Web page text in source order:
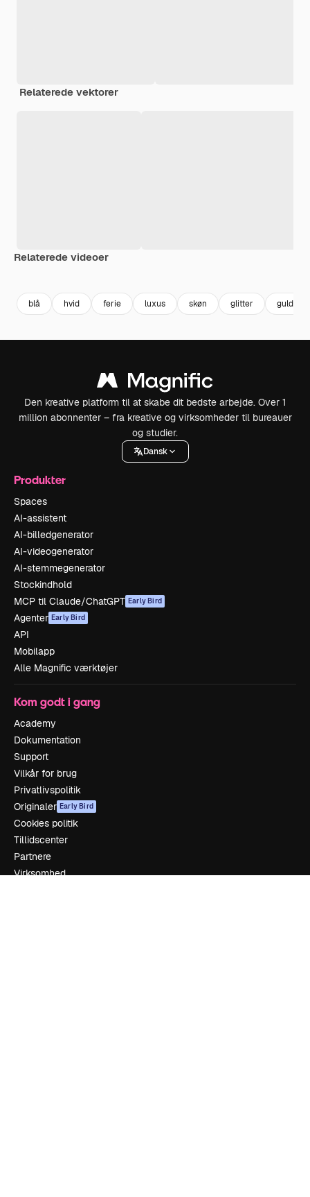
Relaterede vektorer
Relaterede videoer
blå hvid ferie luxus skøn glitter guld
Den kreative platform til at skabe dit bedste arbejde. Over 1
million abonnenter – fra kreative og virksomheder til bureauer
og studier.
Dansk
Produkter
Spaces
AI-assistent
AI-billedgenerator
AI-videogenerator
AI-stemmegenerator
Stockindhold
MCP til Claude/ChatGPT Early Bird
Agenter Early Bird
API
Mobilapp
Alle Magnific værktøjer
Kom godt i gang
Academy
Dokumentation
Support
Vilkår for brug
Privatlivspolitik
Originaler Early Bird
Cookies politik
Tillidscenter
Partnere
Virksomhed